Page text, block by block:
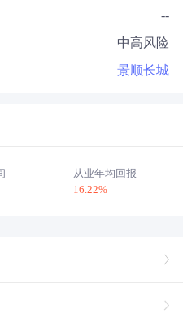
--
中高风险
景顺长城
从业年均回报
16.22%